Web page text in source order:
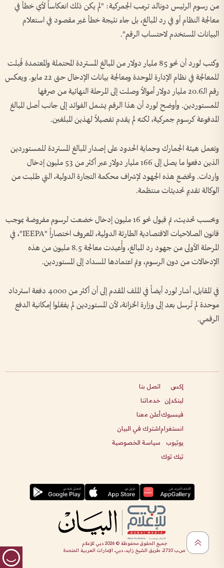
من رسوم الرئيس دونالد ترمب الجمركية: "لم يكن ذلك انعكاساً لأي خطأ في
معالجة النظام أو في رد المبالغ، بل جاء نتيجة خطأ غير مقصود في استعلام
البيانات المستخدم لاحتساب الرقم".
وكتب لورد أن نحو 85 مليار دولار من المبالغ المستردة المحتملة والمعتمدة قُبلت
للمعالجة في نظام الإدارة الموحدة ومعالجة بيانات الإدخال حتى 22 مايو. ويعكس
رقم الـ20.6 مليار دولار أموالاً وصلت إلى المرحلة النهائية من صرفها
للمستوردين. وأوضح لورد أن هذا الرقم يشمل الفوائد إلى جانب أصل المبالغ
المدفوعة كرسوم جمركية، لكنه لم يقدم تفصيلاً لهذين المبلغين.
وتعمل هيئة الجمارك وحماية الحدود على إصدار المبالغ المستردة للمستوردين
الذين دفعوا ما يصل إلى 166 مليار دولار عبر أكثر من 53 مليون إدخال
واردات. وتخضع هذه الجهود لإشراف محكمة التجارة الدولية، التي طلبت من
الوكالة تقديم تحديثات منتظمة.
وبحسب تحديث، تم قبول نحو 16 مليون إدخال خضعت لرسوم مفروضة بموجب
قانون الصلاحيات الاقتصادية الطارئة الدولية، المعروف اختصاراً "IEEPA"، في
المرحلة الأولى من جهود رد المبالغ، وأُعيدت معالجة 8.5 مليون من هذه
الإدخالات من دون الرسوم، وتم اعتمادها للسداد إلى المستوردين.
في المقابل، أشار لورد أيضاً في الملف المقدم إلى أن أكثر من 4000 دفعة استرداد
موحدة لم تُرسل بعد إلى وزارة الخزانة، لأن المستوردين لم يفعّلوا إمكانية الدفع
الرقمي.
إكس
لينكدإن
فيسبوك
انستغرام
يوتيوب
تيك توك
اتصل بنا
خدماتنا
أعلن معنا
اشترك في البيان
سياسة الخصوصية
جميع الحقوق محفوظة ©2026 دبي للإعلام
ص.ب 2710، طريق الشيخ زايد، دبي، الإمارات العربية المتحدة